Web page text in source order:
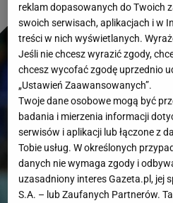
reklam dopasowanych do Twoich
swoich serwisach, aplikacjach i w
treści w nich wyświetlanych.
Jeśli nie chcesz wyrazić zgody,
chcesz wycofać zgodę uprzednio
„Ustawień Zaawansowanych”.
Twoje dane osobowe mogą być
badania i mierzenia informacji
serwisów i aplikacji lub łączone z
Tobie usług. W określonych
danych nie wymaga zgody i
uzasadniony interes Gazeta.pl, jej
S.A. – lub Zaufanych Partnerów.